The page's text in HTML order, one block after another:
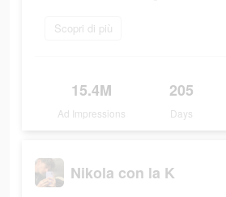
Scopri di più
15.4M
Ad Impressions
205
Days
Nikola con la K